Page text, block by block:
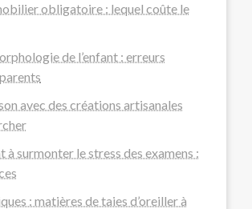
obligatoire : lequel coûte le
de l’enfant : erreurs
avec des créations artisanales
à surmonter le stress des examens :
: matières de taies d’oreiller à